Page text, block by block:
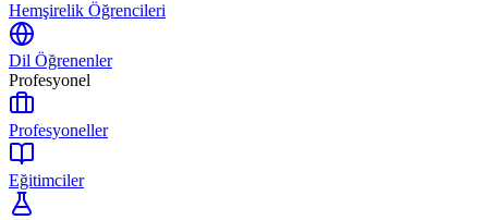
Hemşirelik Öğrencileri
Dil Öğrenenler
Profesyonel
Profesyoneller
Eğitimciler